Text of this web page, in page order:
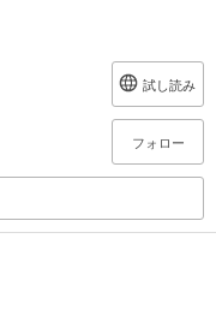
試し読み
フォロー